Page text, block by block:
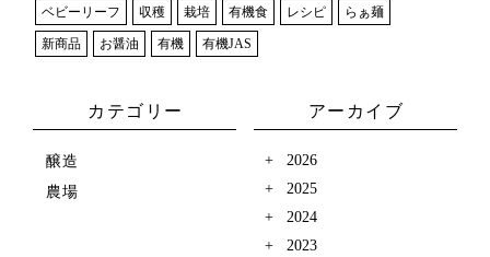
カテゴリー
醸造
農場
ベビーリーフ 収穫 栽培 有機食 レシピ らぁ麺
新商品 お醤油 有機 有機JAS
アーカイブ
2026
2025
2024
2023